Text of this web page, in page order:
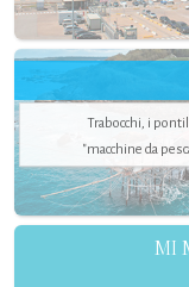
Trabocchi, i
"macchine da
MI